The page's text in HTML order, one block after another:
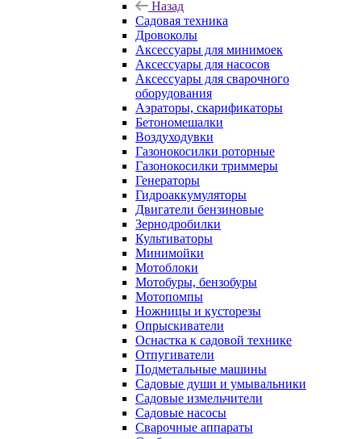
Назад
Садовая техника
Дровоколы
Аксессуары для минимоек
Аксессуары для насосов
Аксессуары для сварочного
оборудования
Аэраторы, скарификаторы
Бетономешалки
Воздуходувки
Газонокосилки роторные
Газонокосилки триммеры
Генераторы
Гидроаккумуляторы
Двигатели бензиновые
Зернодробилки
Культиваторы
Минимойки
Мотоблоки
Мотобуры, бензобуры
Мотопомпы
Ножницы и кусторезы
Опрыскиватели
Оснастка к садовой технике
Отпугиватели
Подметальные машины
Садовые души и умывальники
Садовые измельчители
Садовые насосы
Сварочные аппараты